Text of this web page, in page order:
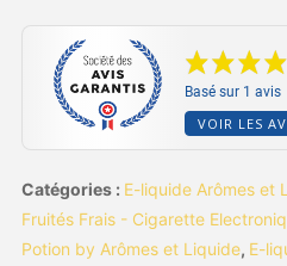
Basé sur 1 avis
VOIR LES
Catégories : E-liquide Arômes et
Fruités Frais - Cigarette
Potion by Arômes et Liquide, E-